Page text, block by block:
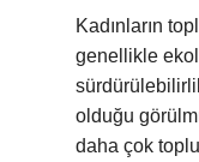
Kadınların
genellikle
olduğu
daha çok